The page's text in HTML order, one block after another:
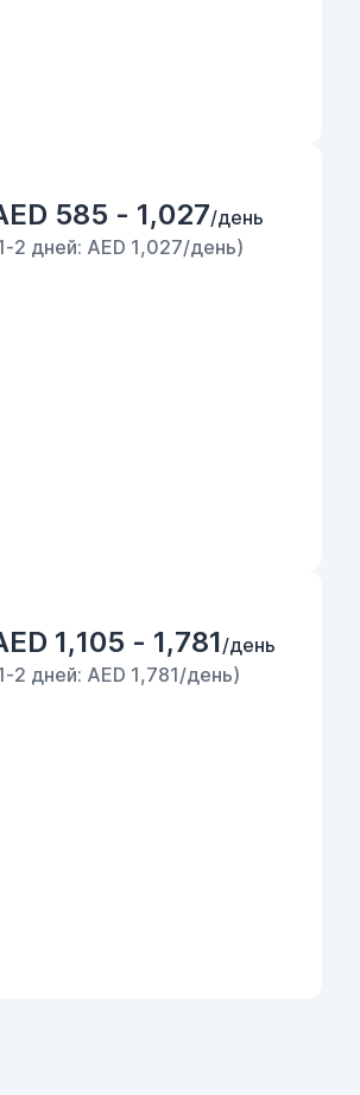
585 - 1,027/день
2 дней: AED 1,027/день)
1,105 - 1,781/день
2 дней: AED 1,781/день)